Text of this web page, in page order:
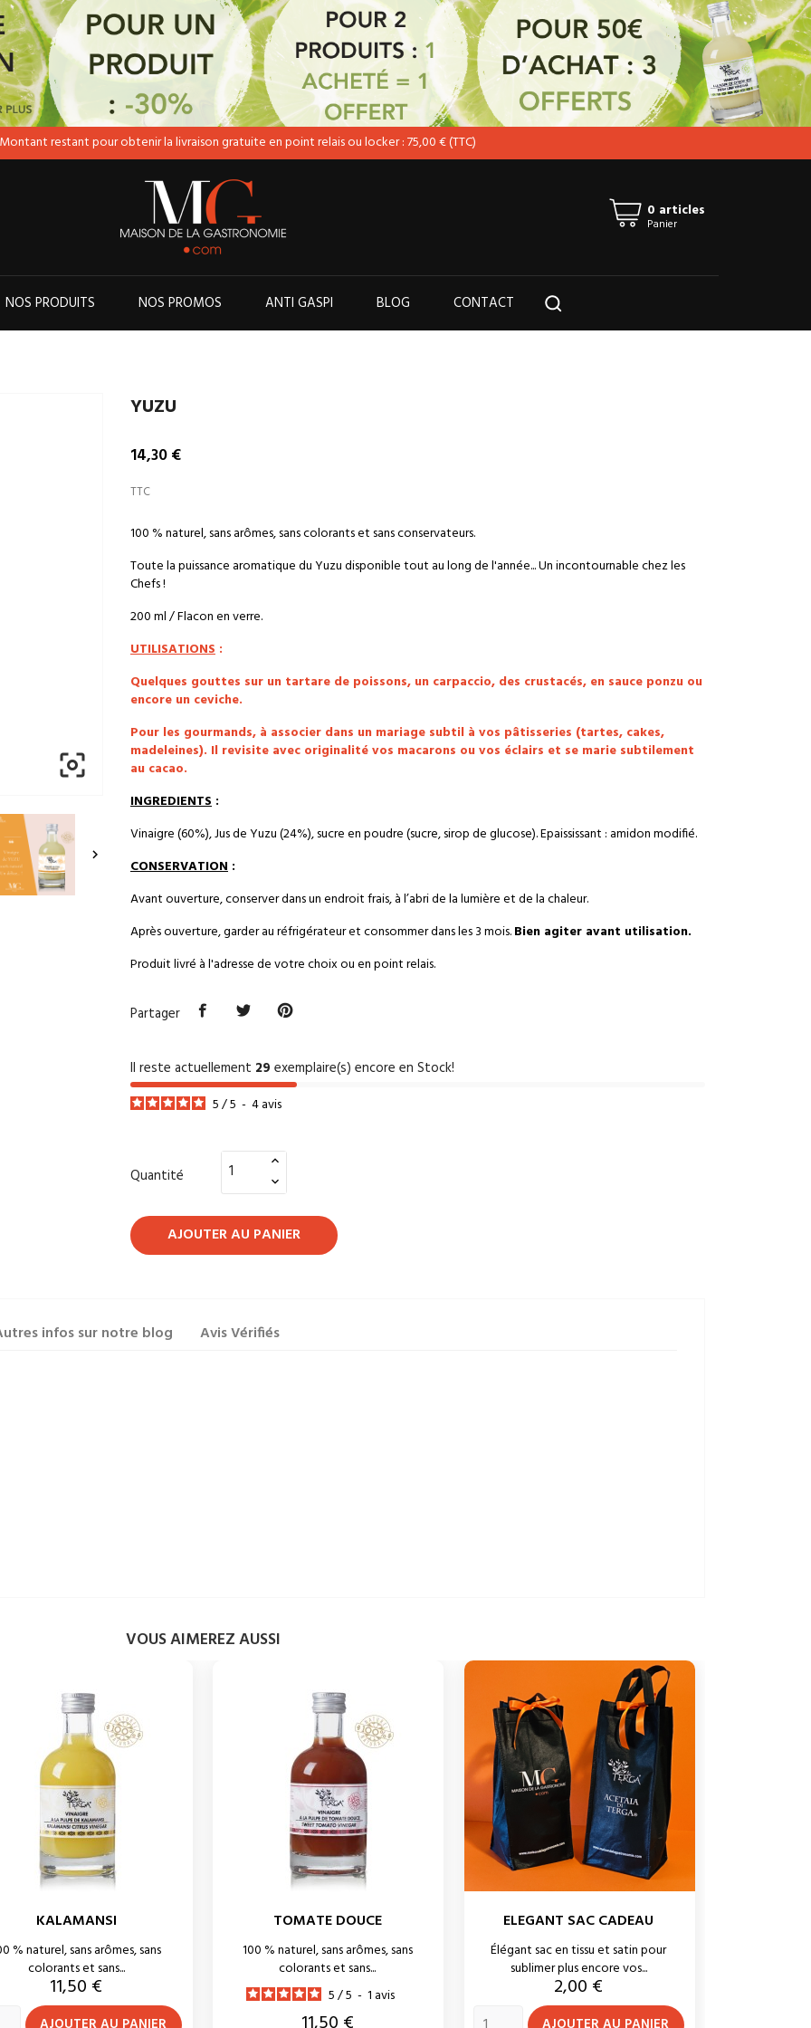
Montant restant pour obtenir la livraison gratuite en point relais ou locker : 75,00 € (TTC)
0 articles
Panier
NOS PRODUITS NOS PROMOS ANTI GASPI BLOG CONTACT


YUZU
14,30 €
TTC
100 % naturel, sans arômes, sans colorants et sans conservateurs.
Toute la puissance aromatique du Yuzu disponible tout au long de l'année... Un incontournable chez les
Chefs !
200 ml / Flacon en verre.
UTILISATIONS :
Quelques gouttes sur un tartare de poissons, un carpaccio, des crustacés, en sauce ponzu ou
encore un ceviche.
Pour les gourmands, à associer dans un mariage subtil à vos pâtisseries (tartes, cakes,
madeleines). Il revisite avec originalité vos macarons ou vos éclairs et se marie subtilement
au cacao.
INGREDIENTS :
Vinaigre (60%), Jus de Yuzu (24%), sucre en poudre (sucre, sirop de glucose). Epaississant : amidon modifié.
CONSERVATION :
Avant ouverture, conserver dans un endroit frais, à l’abri de la lumière et de la chaleur.
Après ouverture, garder au réfrigérateur et consommer dans les 3 mois.Bien agiter avant utilisation.
Produit livré à l'adresse de votre choix ou en point relais.
Partager
Il reste actuellement 29 exemplaire(s) encore en Stock!
5/5 - 4avis
Quantité
AJOUTER AU PANIER
infos sur notre blog Avis Vérifiés
VOUS AIMEREZ AUSSI
KALAMANSI
% naturel, sans arômes, sans
colorants et sans...
Prix
11,50 €
TOMATE DOUCE
100 % naturel, sans arômes, sans
colorants et sans...
5/5 - 1 avis
ELEGANT SAC CADEAU
Élégant sac en tissu et satin pour
sublimer plus encore vos...
Prix
2,00 €